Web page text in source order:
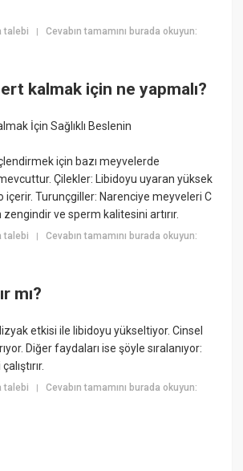
talebi |Cevabın tamamını burada okuyun:
kalmak için ne yapmalı?
İçin Sağlıklı Beslenin
için bazı meyvelerde
Çilekler: Libidoyu uyaran yüksek
içerir. Turunçgiller: Narenciye meyveleri C
zengindir ve sperm kalitesini artırır.
talebi |Cevabın tamamını burada okuyun:
mı?
etkisi ile libidoyu yükseltiyor. Cinsel
Diğer faydaları ise şöyle sıralanıyor:
talebi |Cevabın tamamını burada okuyun: